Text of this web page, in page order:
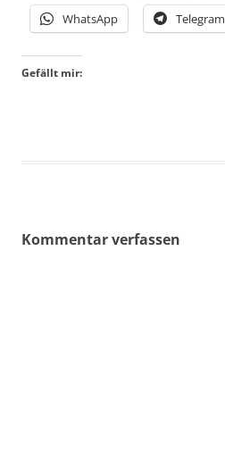
WhatsApp Telegram
Gefällt mir:
Kommentar verfassen